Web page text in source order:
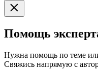
Помощь
Нужна помощь по теме
Свяжись напрямую с